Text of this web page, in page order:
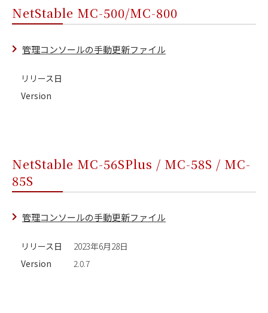
NetStable MC-500/MC-800
管理コンソールの手動更新ファイル
リリース日
Version
NetStable MC-56SPlus / MC-58S / MC-
85S
管理コンソールの手動更新ファイル
リリース日
2023年6月28日
Version
2.0.7